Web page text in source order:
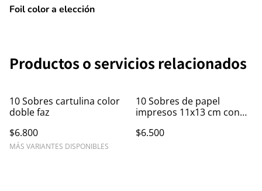
Foil color a elección
Productos o servicios relacionados
10 Sobres cartulina color
doble faz
$6.800
MÁS VARIANTES DISPONIBLES
10 Sobres de papel
impresos 11x13 cm con
$6.500